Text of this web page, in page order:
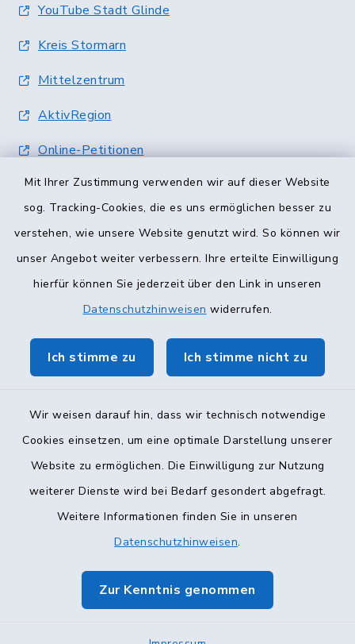
Mit Ihrer Zustimmung verwenden wir auf dieser Website
sog. Tracking-Cookies, die es uns ermöglichen besser zu
verstehen, wie unsere Website genutzt wird. So können wir
unser Angebot weiter verbessern. Ihre erteilte Einwilligung
hierfür können Sie jederzeit über den Link in unseren
Datenschutzhinweisen widerrufen.
Ich stimme zu Ich stimme nicht zu
Wir weisen darauf hin, dass wir technisch notwendige
Cookies einsetzen, um eine optimale Darstellung unserer
Website zu ermöglichen. Die Einwilligung zur Nutzung
weiterer Dienste wird bei Bedarf gesondert abgefragt.
Weitere Informationen finden Sie in unseren
Datenschutzhinweisen.
Zur Kenntnis genommen
YouTube Stadt Glinde
Kreis Stormarn
Mittelzentrum
AktivRegion
Online-Petitionen
Terminvergabe
Barrierefreiheit
Impressum